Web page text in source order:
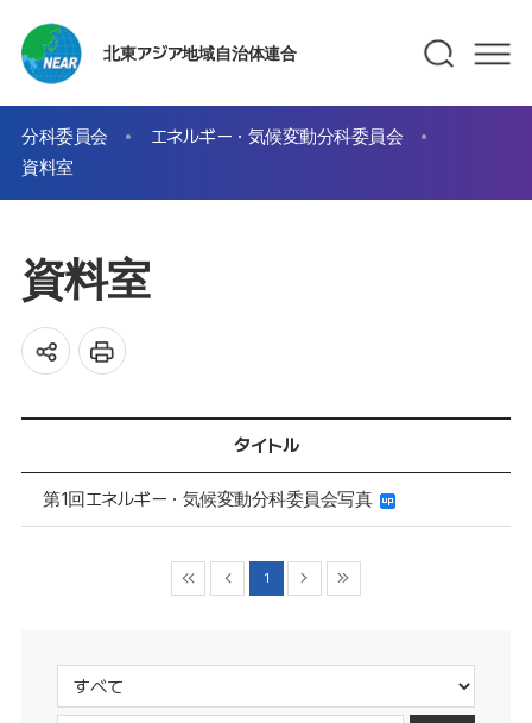
北東アジア地域自治体連合
分科委員会
エネルギー・気候変動分科委員会
資料室
資料室
タイトル
第1回エネルギー・気候変動分科委員会写真
1